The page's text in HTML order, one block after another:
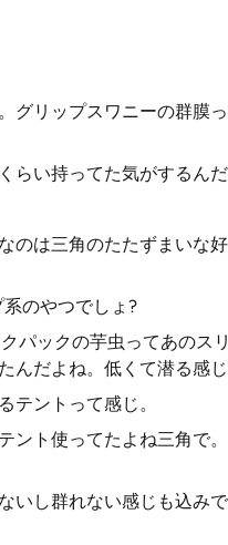
グリップスワニーの群膜
い持ってた気がするんだ
のは三角のたたずまいな
のやつでしょ?
パックの芋虫ってあのス
んだよね。低くて潜る感じ
テントって感じ。
ント使ってたよね三角で
いし群れない感じも込み